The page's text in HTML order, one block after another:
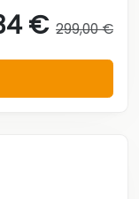
€ 299,00 €